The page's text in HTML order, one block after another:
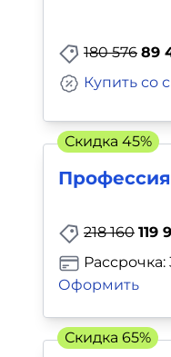
180 576 89
Купить со
218 160 119
Рассрочка:
Оформить
Скидка 45%
Скидка 65%